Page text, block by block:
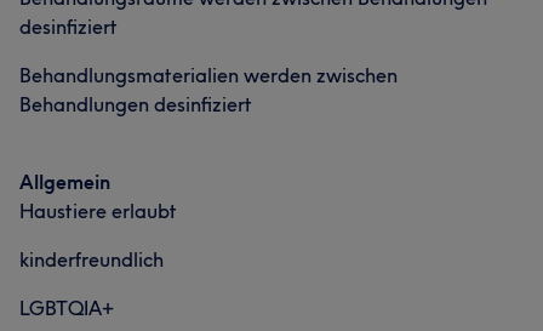
desinfiziert
Behandlungsmaterialien werden zwischen
Behandlungen desinfiziert
Allgemein
Haustiere erlaubt
kinderfreundlich
LGBTQIA+